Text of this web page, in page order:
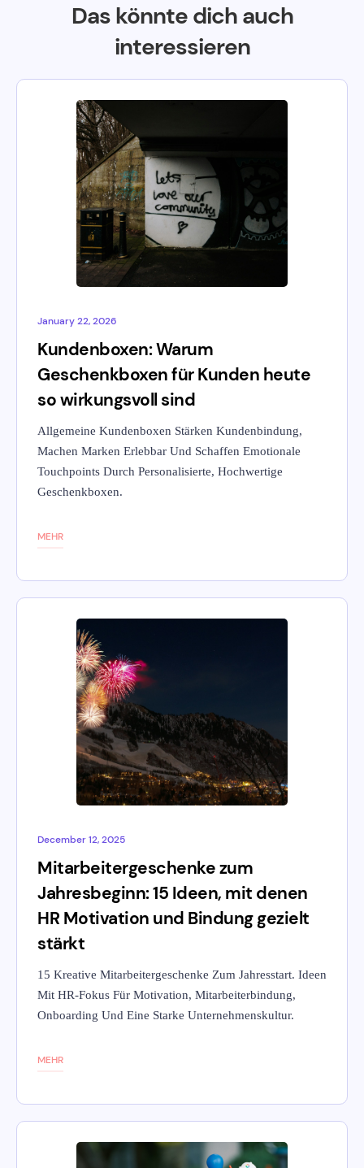
Das könnte dich auch
interessieren
January 22, 2026
Kundenboxen: Warum
Geschenkboxen für Kunden heute
so wirkungsvoll sind
Allgemeine Kundenboxen Stärken Kundenbindung,
Machen Marken Erlebbar Und Schaffen Emotionale
Touchpoints Durch Personalisierte, Hochwertige
Geschenkboxen.
MEHR
December 12, 2025
Mitarbeitergeschenke zum
Jahresbeginn: 15 Ideen, mit denen
HR Motivation und Bindung gezielt
stärkt
15 Kreative Mitarbeitergeschenke Zum Jahresstart. Ideen
Mit HR-Fokus Für Motivation, Mitarbeiterbindung,
Onboarding Und Eine Starke Unternehmenskultur.
MEHR